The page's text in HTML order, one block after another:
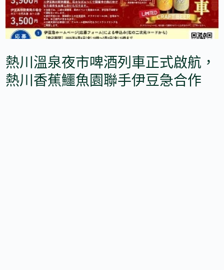
熱川溫泉夜市啤酒列車正式啟航，
熱川香蕉鱷魚園聯手伊豆急合作